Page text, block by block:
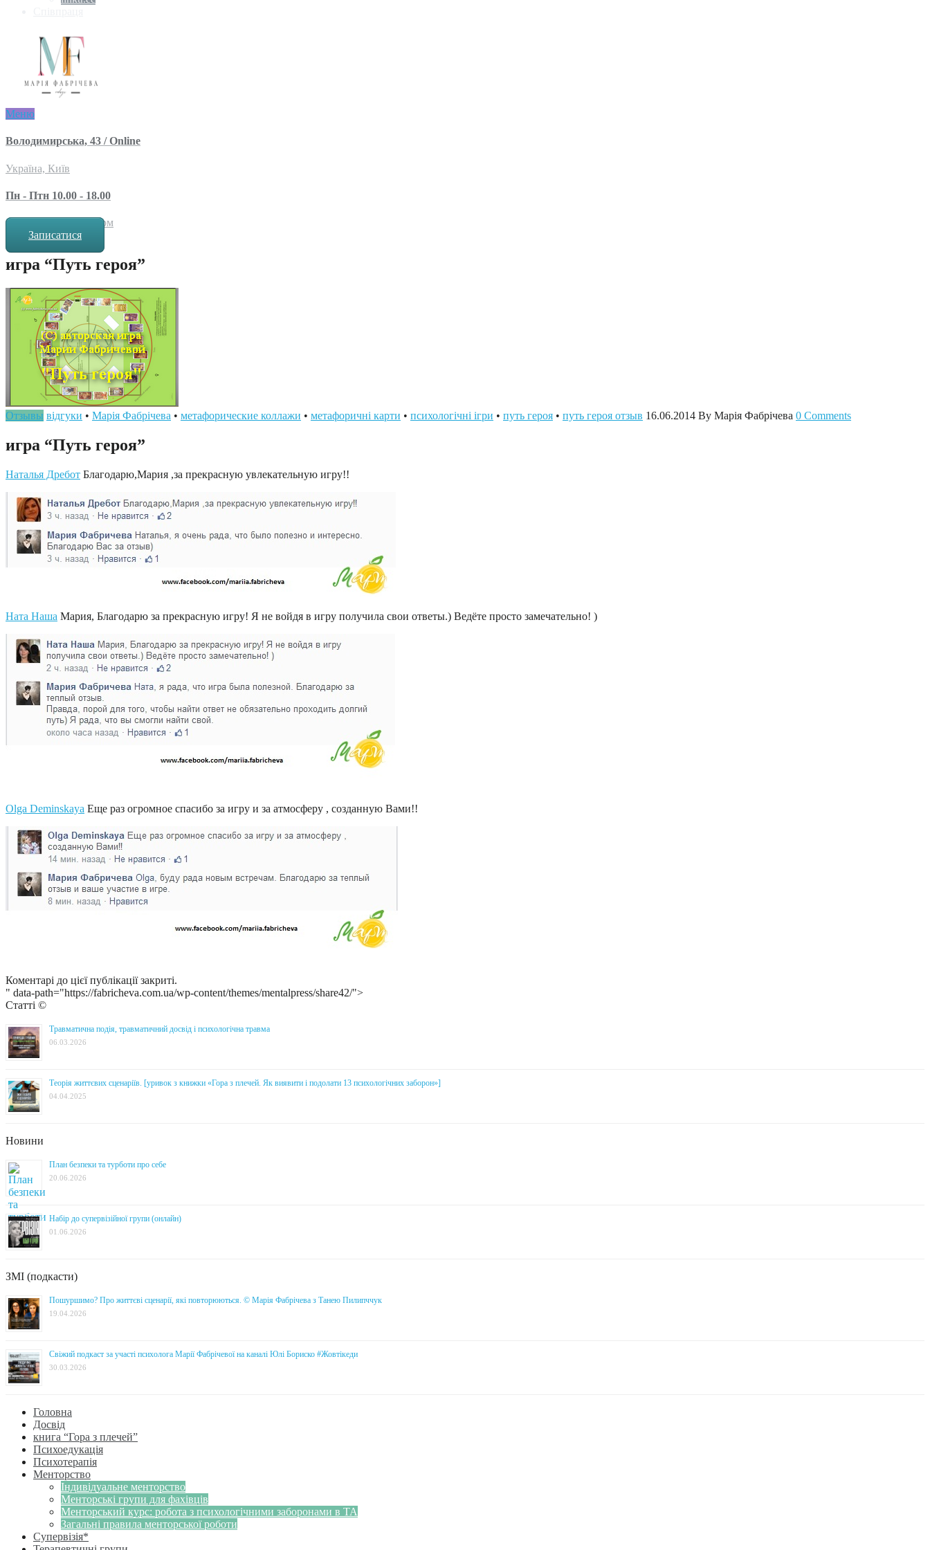
Меню
Володимирська, 43 / Online
Україна, Київ
Пн - Птн 10.00 - 18.00
за попереднім записом
Записатися
игра “Путь героя”
Отзывы відгуки • Марія Фабрічева • метафорические коллажи • метафоричні карти • психологічні ігри • путь героя • путь героя отзыв 16.06.2014 By Марія Фабрічева 0 Comments
игра “Путь героя”
Наталья Дребот Благодарю,Мария ,за прекрасную увлекательную игру!!
Ната Наша Мария, Благодарю за прекрасную игру! Я не войдя в игру получила свои ответы.) Ведёте просто замечательно! )
Olga Deminskaya Еще раз огромное спасибо за игру и за атмосферу , созданную Вами!!
Коментарі до цієї публікації закриті.
" data-path="https://fabricheva.com.ua/wp-content/themes/mentalpress/share42/">
Статті ©
Травматична подія, травматичний досвід і психологічна травма
06.03.2026
Теорія життєвих сценаріїв. [уривок з книжки «Гора з плечей. Як виявити і подолати 13 психологічних заборон»]
04.04.2025
Новини
План безпеки та турботи про себе
20.06.2026
Набір до супервізійної групи (онлайн)
01.06.2026
ЗМІ (подкасти)
Пошуршимо? Про життєві сценарії, які повторюються. © Марія Фабрічева з Танею Пилипччук
19.04.2026
Свіжий подкаст за участі психолога Марії Фабрічевої на каналі Юлі Бориско #Жовтікеди
30.03.2026
Головна
Досвід
книга “Гора з плечей”
Психоедукація
Психотерапія
Менторство
Індивідуальне менторство
Менторські групи для фахівців
Менторський курс: робота з психологічними заборонами в ТА
Загальні правила менторської роботи
Супервізія*